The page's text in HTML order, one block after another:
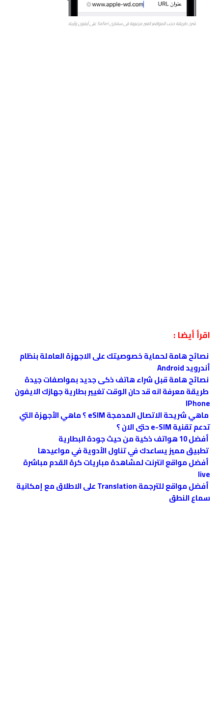
شرح طريقة حجب المواقع الغير مرغوبة في سفاري Safari على آيفون وآيباد
اقرأ أيضا :
نصائح هامة لحماية خصوصيتك على الاجهزة العاملة بنظام
أندرويد Android
نصائح هامة قبل شراء هاتف ذكى جديد بمواصفات جيدة
طريقة معرفة انه قد حان الوقت تغيير بطارية جهازك الايفون
IPhone
ماهي شريحة الاتصال المدمجة eSIM ؟ ماهي الأجهزة التي
تدعم تقنية e-SIM حتى الان ؟
أفضل 10 هواتف ذكية من حيث جودة البطارية
تطبيق مميز يساعدك في تناول الأدوية في مواعيدها
أفضل مواقع انترنت لمشاهدة مباريات كرة القدم مباشرة
live
أفضل مواقع للترجمة Translation على الاطلاق مع إمكانية
سماع النطق